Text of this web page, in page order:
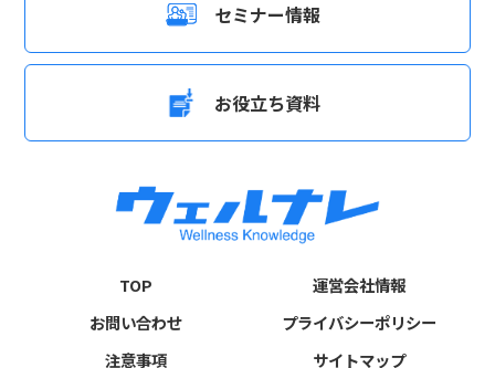
セミナー情報
お役立ち資料
TOP
運営会社情報
お問い合わせ
プライバシーポリシー
注意事項
サイトマップ